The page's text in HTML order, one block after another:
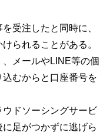
受注したと同時に、
られることがある。
メールやLINE等の個
むからと口座番号を
ドソーシングサービ
足がつかずに逃げら